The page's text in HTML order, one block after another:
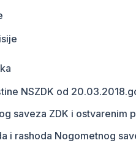
NSZDK od
saveza ZDK i ostvarenim
i rashoda Nogometnog